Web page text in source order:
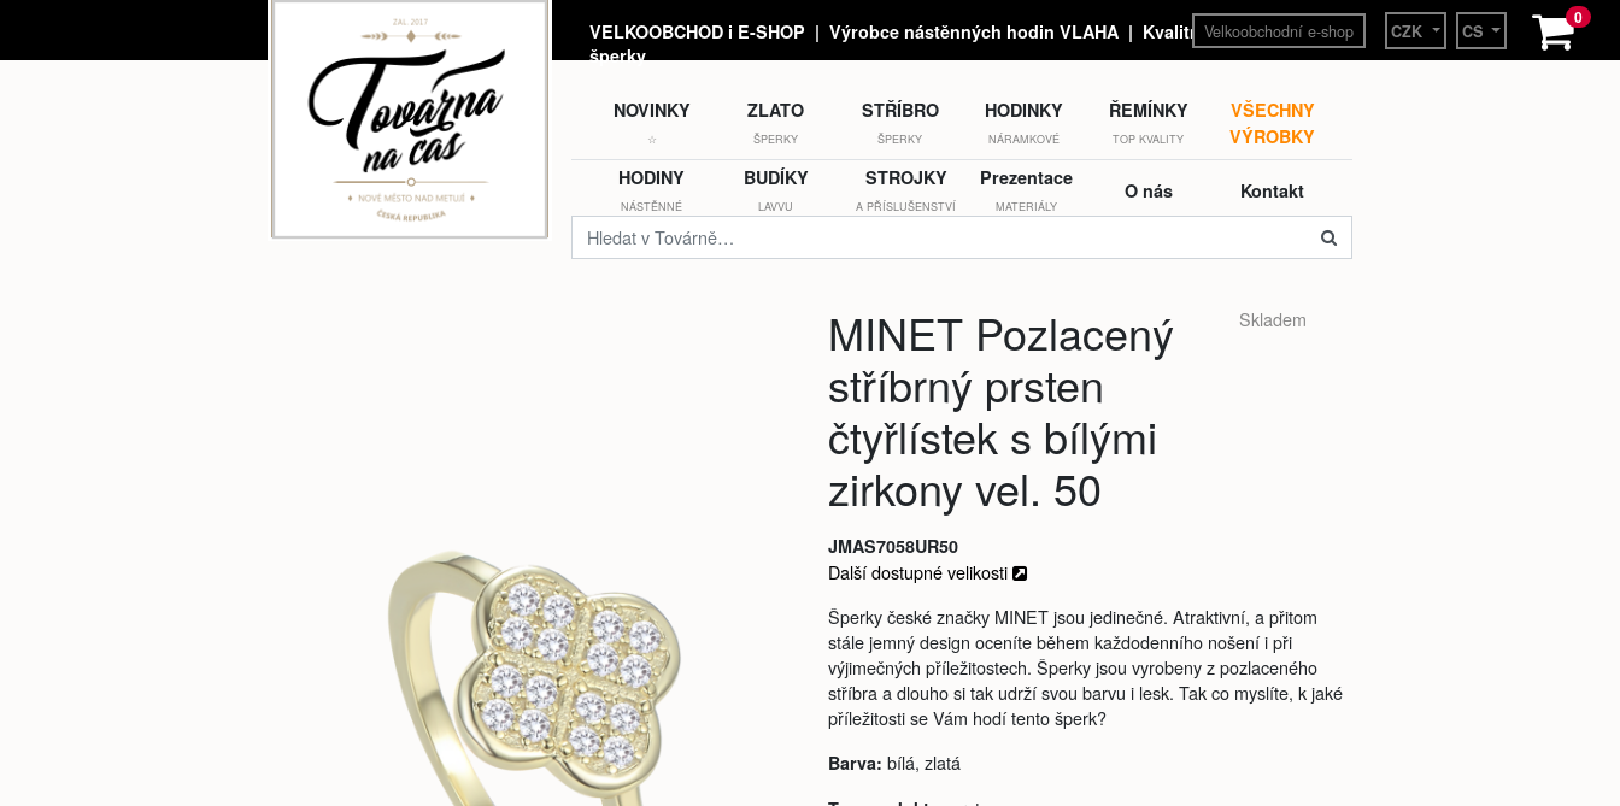
Velkoobchodní e-shop CZK CS
0
VELKOOBCHOD i E-SHOP | Výrobce nástěnných hodin VLAHA | Kvalitní hodinky a
šperky
NOVINKY
☆
ZLATO
ŠPERKY
STŘÍBRO
ŠPERKY
HODINKY
NÁRAMKOVÉ
ŘEMÍNKY
TOP KVALITY
VŠECHNY
VÝROBKY
HODINY
NÁSTĚNNÉ
BUDÍKY
LAVVU
STROJKY
A PŘÍSLUŠENSTVÍ
Prezentace
MATERIÁLY
O nás Kontakt
MINET Pozlacený
stříbrný prsten
čtyřlístek s bílými
zirkony vel. 50
Skladem
JMAS7058UR50
Další dostupné velikosti
Šperky české značky MINET jsou jedinečné. Atraktivní, a přitom
stále jemný design oceníte během každodenního nošení i při
výjimečných příležitostech. Šperky jsou vyrobeny z pozlaceného
stříbra a dlouho si tak udrží svou barvu i lesk. Tak co myslíte, k jaké
příležitosti se Vám hodí tento šperk?
Barva: bílá, zlatá